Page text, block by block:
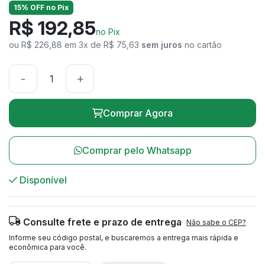
15% OFF no Pix
R$ 192,85no Pix
ou R$ 226,88 em 3x de R$ 75,63 sem juros no cartão
- +
Comprar Agora
Comprar pelo Whatsapp
Disponível
Consulte frete e prazo de entrega Não sabe o CEP?
Informe seu código postal, e buscaremos a entrega mais rápida e
econômica para você.